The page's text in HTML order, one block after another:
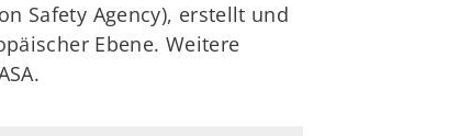
Safety Agency), erstellt und
Ebene. Weitere